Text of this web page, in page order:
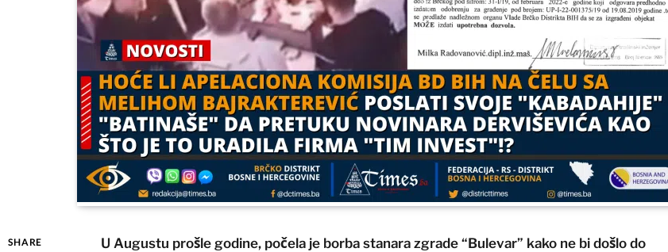
SHARE
U Augustu prošle godine, počela je borba stanara zgrade “Bulevar” kako ne bi došlo do